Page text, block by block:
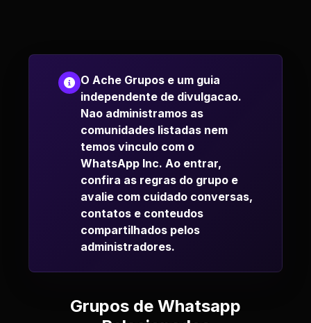
O Ache Grupos e um guia
independente de divulgacao.
Nao administramos as
comunidades listadas nem
temos vinculo com o
WhatsApp Inc. Ao entrar,
confira as regras do grupo e
avalie com cuidado conversas,
contatos e conteudos
compartilhados pelos
administradores.
Grupos de Whatsapp